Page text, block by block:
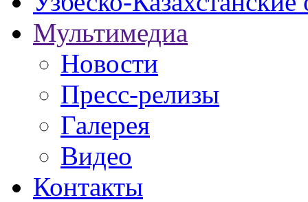
Мультимедиа
Новости
Пресс-релизы
Галерея
Видео
Контакты